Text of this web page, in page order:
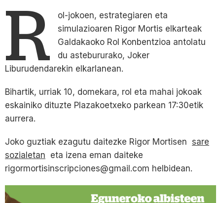
R
ol-jokoen, estrategiaren eta
simulazioaren Rigor Mortis elkarteak
Galdakaoko Rol Konbentzioa antolatu
du astebururako, Joker
Liburudendarekin elkarlanean.
Bihartik, urriak 10, domekara, rol eta mahai jokoak
eskainiko dituzte Plazakoetxeko parkean 17:30etik
aurrera.
Joko guztiak ezagutu daitezke Rigor Mortisen sare
sozialetan eta izena eman daiteke
rigormortisinscripciones@gmail.com helbidean.